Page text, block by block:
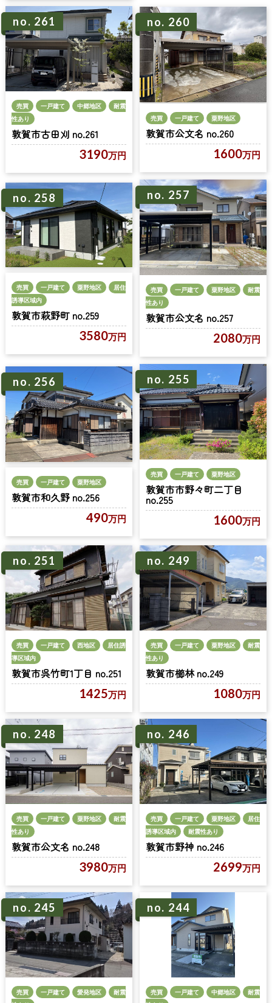
no. 261
売買 一戸建て 中郷地区
耐震
性あり
敦賀市古田刈 no.261
3190万円
no. 260
売買 一戸建て 粟野地区
敦賀市公文名 no.260
1600万円
no. 258
売買 一戸建て 粟野地区
居住
誘導区域内
敦賀市萩野町 no.259
3580万円
no. 257
売買 一戸建て 粟野地区
耐震
性あり
敦賀市公文名 no.257
2080万円
no. 256
売買 一戸建て 粟野地区
敦賀市和久野 no.256
490万円
no. 255
売買 一戸建て 粟野地区
敦賀市市野々町二丁目
no.255
1600万円
no. 251
売買 一戸建て 西地区
居住誘
導区域内
敦賀市呉竹町1丁目 no.251
1425万円
no. 249
売買 一戸建て 粟野地区
耐震
性あり
敦賀市櫛林 no.249
1080万円
no. 248
売買 一戸建て 粟野地区
耐震
性あり
敦賀市公文名 no.248
3980万円
no. 246
売買 一戸建て 粟野地区
居住
誘導区域内
耐震性あり
敦賀市野神 no.246
2699万円
no. 245
売買 一戸建て 愛発地区
耐震
no. 244
売買 一戸建て 中郷地区
耐震